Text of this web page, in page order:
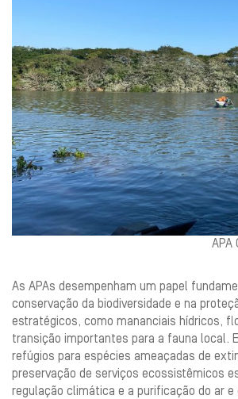
APA
As APAs desempenham um papel
conservação da biodiversidade e na
estratégicos, como mananciais hídricos,
transição importantes para a fauna local.
refúgios para espécies ameaçadas de
preservação de serviços ecossistêmicos
regulação climática e a purificação do ar e